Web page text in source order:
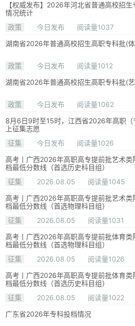
【权威发布】2026年河北省普通高校招
情况统计
政策
今日发布
阅读量1037
湖南省2026年普通高校招生高职专科批(
政策 今日发布
阅读量1012
湖南省2026年普通高校招生高职专科批(
政策 今日发布
阅读量1062
8月6日9时至15时，江西省2026年高职（
上征集志愿
征集
今日发布
阅读量1026
高考丨广西2026年高职高专提前批艺术
档最低分数线（首选历史科目组）
征集
2026.08.05
阅读量1045
高考丨广西2026年高职高专提前批艺术
档最低分数线（首选物理科目组）
征集
2026.08.05
阅读量1031
高考丨广西2026年高职高专提前批体育
档最低分数线（首选物理科目组）
征集
2026.08.05
阅读量1026
高考丨广西2026年高职高专提前批体育
档最低分数线（首选历史科目组）
征集
2026.08.05
阅读量1022
广东省2026年专科投档情况